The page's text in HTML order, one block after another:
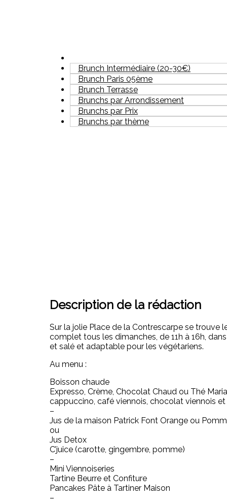
Brunch Intermédiaire (20-30€)
Brunch Paris 05ème
Brunch Terrasse
Brunchs par Arrondissement
Brunchs par Prix
Brunchs par thème
Description de la rédaction
Sur la jolie Place de la Contrescarpe se trouve
complet tous les dimanches, de 11h à 16h,
et salé et adaptable pour les végétariens.
Au menu :
Boisson chaude
Expresso, Crème, Chocolat Chaud ou Thé
cappuccino, café viennois, chocolat viennois
–
Jus de la maison Patrick Font Orange ou
ou
Jus Detox
C’juice (carotte, gingembre, pomme)
–
Mini Viennoiseries
Tartine Beurre et Confiture
Pancakes Pâte à Tartiner Maison
–